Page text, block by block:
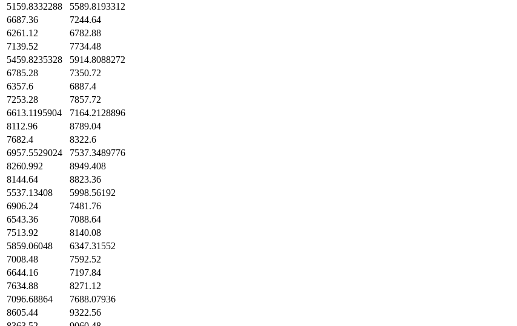
5159.8332288
5589.8193312
6687.36
7244.64
6261.12
6782.88
7139.52
7734.48
5459.8235328
5914.8088272
6785.28
7350.72
6357.6
6887.4
7253.28
7857.72
6613.1195904
7164.2128896
8112.96
8789.04
7682.4
8322.6
6957.5529024
7537.3489776
8260.992
8949.408
8144.64
8823.36
5537.13408
5998.56192
6906.24
7481.76
6543.36
7088.64
7513.92
8140.08
5859.06048
6347.31552
7008.48
7592.52
6644.16
7197.84
7634.88
8271.12
7096.68864
7688.07936
8605.44
9322.56